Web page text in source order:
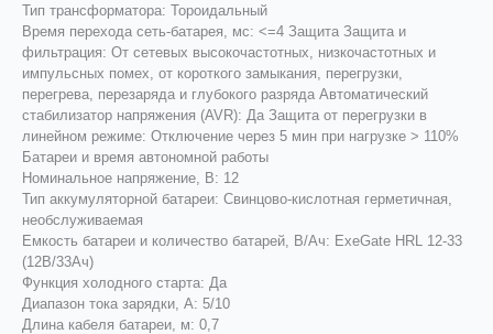
Тип трансформатора: Тороидальный
Время перехода сеть-батарея, мс: <=4 Защита Защита и
фильтрация: От сетевых высокочастотных, низкочастотных и
импульсных помех, от короткого замыкания, перегрузки,
перегрева, перезаряда и глубокого разряда Автоматический
стабилизатор напряжения (AVR): Да Защита от перегрузки в
линейном режиме: Отключение через 5 мин при нагрузке > 110%
Батареи и время автономной работы
Номинальное напряжение, В: 12
Тип аккумуляторной батареи: Свинцово-кислотная герметичная,
необслуживаемая
Емкость батареи и количество батарей, В/Ач: ExeGate HRL 12-33
(12В/33Ач)
Функция холодного старта: Да
Диапазон тока зарядки, А: 5/10
Длина кабеля батареи, м: 0,7